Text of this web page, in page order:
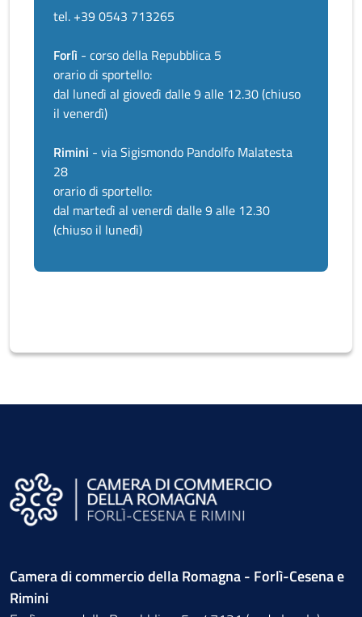
tel. +39 0543 713265
Forlì - corso della Repubblica 5
orario di sportello:
dal lunedì al giovedì dalle 9 alle 12.30 (chiuso
il venerdì)
Rimini - via Sigismondo Pandolfo Malatesta
28
orario di sportello:
dal martedì al venerdì dalle 9 alle 12.30
(chiuso il lunedì)
Camera di commercio della Romagna - Forlì-Cesena e
Rimini